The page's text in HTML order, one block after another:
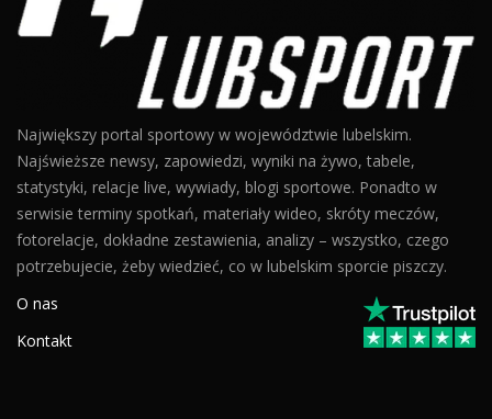
Największy portal sportowy w województwie lubelskim.
Najświeższe newsy, zapowiedzi, wyniki na żywo, tabele,
statystyki, relacje live, wywiady, blogi sportowe. Ponadto w
serwisie terminy spotkań, materiały wideo, skróty meczów,
fotorelacje, dokładne zestawienia, analizy – wszystko, czego
potrzebujecie, żeby wiedzieć, co w lubelskim sporcie piszczy.
O nas
Kontakt